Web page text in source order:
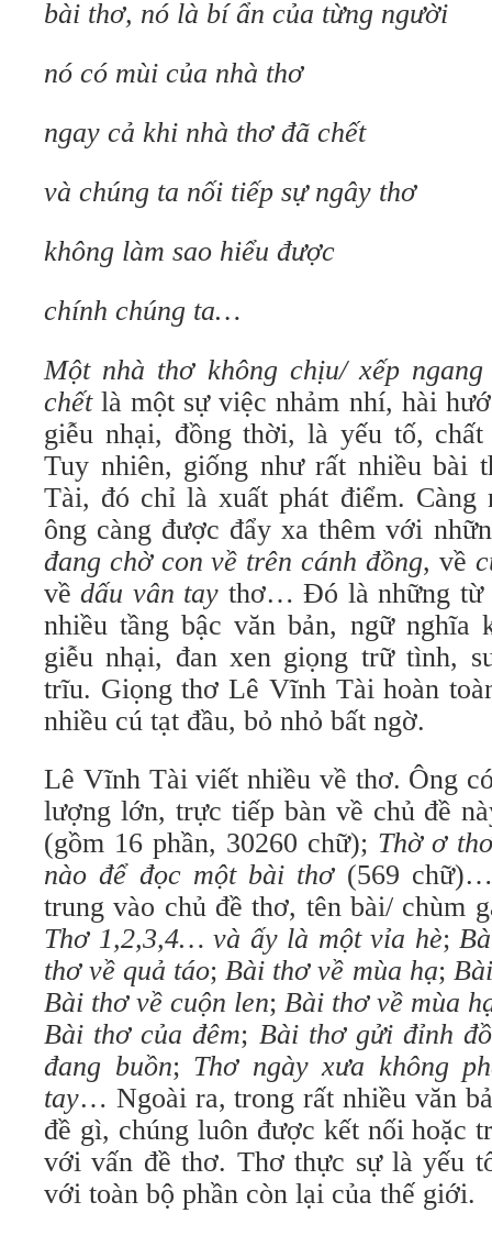
bài thơ, nó là bí ẩn của từng người
nó có mùi của nhà thơ
ngay cả khi nhà thơ đã chết
và chúng ta nối tiếp sự ngây thơ
không làm sao hiểu được
chính chúng ta…
Một nhà thơ không chịu/ xếp
chếtlà một sự việc nhảm nhí, hài
giễu nhại, đồng thời, là yếu tố,
Tuy nhiên, giống như rất nhiều bài
Tài, đó chỉ là xuất phát điểm. Càng
ông càng được đẩy xa thêm với
đang chờ con về trên cánh đồng, về
vềdấu vân tay thơ… Đó là những từ
nhiều tầng bậc văn bản, ngữ nghĩa
giễu nhại, đan xen giọng trữ tình,
trĩu. Giọng thơ Lê Vĩnh Tài hoàn
nhiều cú tạt đầu, bỏ nhỏ bất ngờ.
Lê Vĩnh Tài viết nhiều về thơ. Ông
lượng lớn, trực tiếp bàn về chủ đề
(gồm 16 phần, 30260 chữ); Thờ ơ
nào để đọc một bài thơ(569 chữ)…
trung vào chủ đề thơ, tên bài/ chùm
Thơ 1,2,3,4… và ấy là một vỉa hè;
thơ về quả táo;Bài thơ về mùa hạ;
Bài thơ về cuộn len; Bài thơ về mùa
Bài thơ của đêm; Bài thơ gửi đỉnh
đang buồn; Thơ ngày xưa không
tay… Ngoài ra, trong rất nhiều văn
đề gì, chúng luôn được kết nối hoặc
với vấn đề thơ. Thơ thực sự là yếu
với toàn bộ phần còn lại của thế giới.